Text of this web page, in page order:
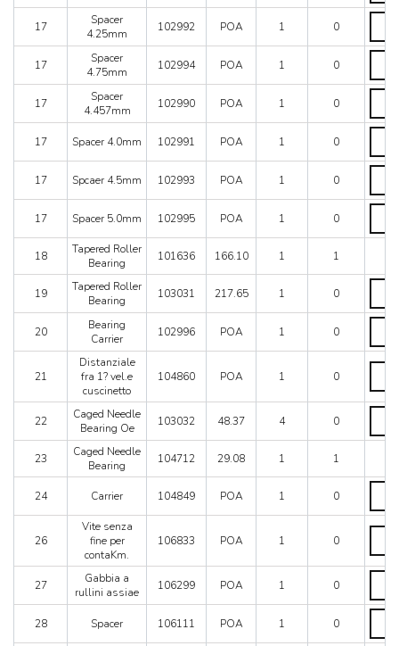
17
Spacer
4.25mm
102992 POA 1 0
17
Spacer
4.75mm
102994 POA 1 0
17
Spacer
4.457mm
102990 POA 1 0
17
Spacer 4.0mm 102991 POA 1 0
17
Spcaer 4.5mm 102993 POA 1 0
17
Spacer 5.0mm 102995 POA 1 0
18
Tapered Roller
Bearing
101636 166.10 1 1
19
Tapered Roller
Bearing
103031 217.65 1 0
20
Bearing
Carrier
102996 POA 1 0
21
Distanziale
fra 1? vel.e
cuscinetto
104860 POA 1 0
1?
vel.e
22
Caged Needle
Bearing Oe
103032 48.37 4 0
Caged
23
Caged Needle
Bearing
104712 29.08 1 1
24 Carrier 104849 POA 1 0
26
Vite senza
fine per
contaKm.
106833 POA 1 0
Vite
fine
per
27
Gabbia a
rullini assiae
106299 POA 1 0
rullini
28 Spacer 106111 POA 1 0